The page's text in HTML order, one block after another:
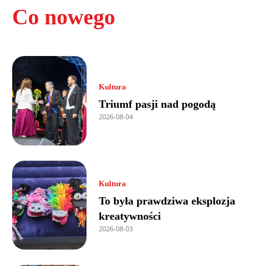
Co nowego
Kultura
Triumf pasji nad pogodą
2026-08-04
Kultura
To była prawdziwa eksplozja
kreatywności
2026-08-03